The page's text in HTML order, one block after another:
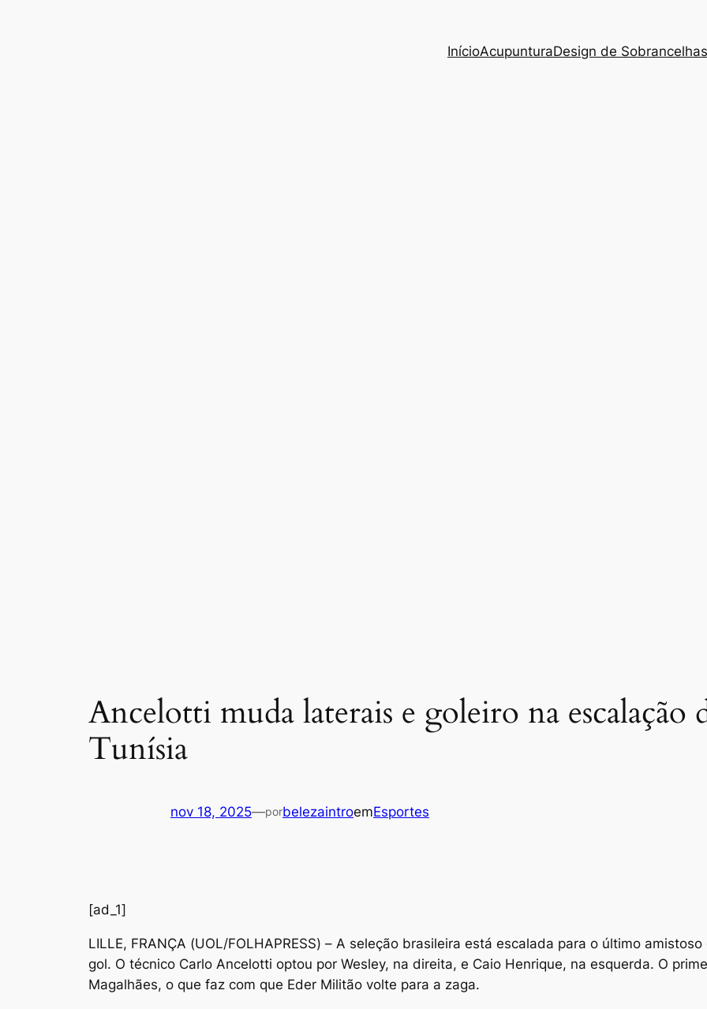
InícioAcupunturaDesign de Sobrancelhas
Ancelotti muda laterais e goleiro na escalação
Tunísia
nov 18, 2025—porbelezaintroemEsportes
[ad_1]
LILLE, FRANÇA (UOL/FOLHAPRESS) – A seleção brasileira está escalada para o último
gol. O técnico Carlo Ancelotti optou por Wesley, na direita, e Caio Henrique, na esquerda. O
Magalhães, o que faz com que Eder Militão volte para a zaga.